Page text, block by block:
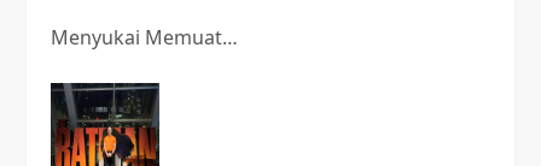
Menyukai Memuat…